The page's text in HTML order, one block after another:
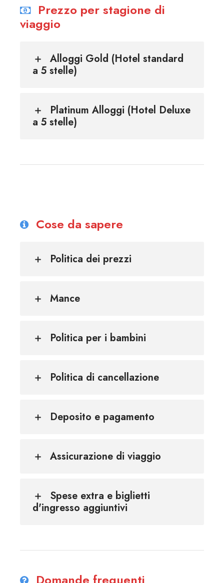
Prezzo per stagione di
viaggio
Alloggi Gold (Hotel standard
a 5 stelle)
Platinum Alloggi (Hotel Deluxe
a 5 stelle)
Cose da sapere
Politica dei prezzi
Mance
Politica per i bambini
Politica di cancellazione
Deposito e pagamento
Assicurazione di viaggio
Spese extra e biglietti
d'ingresso aggiuntivi